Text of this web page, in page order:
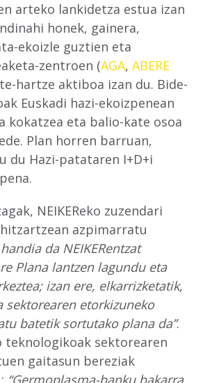
arteko lankidetza estua izan
honek, gainera,
ekoizle guztien eta
zentroen (AGA, ABERE
hartze aktiboa izan du. Bide-
Euskadi hazi-ekoizpenean
kokatzea eta balio-kate osoa
Plan horren barruan,
du Hazi-patataren I+D+i
NEIKEReko zuzendari
azpimarratu
da NEIKERentzat
Plana lantzen lagundu eta
izan ere, elkarrizketatik,
sektorearen etorkizuneko
batetik sortutako plana da”.
teknologikoak sektorearen
gaitasun bereziak
“Germoplasma-banku bakarra